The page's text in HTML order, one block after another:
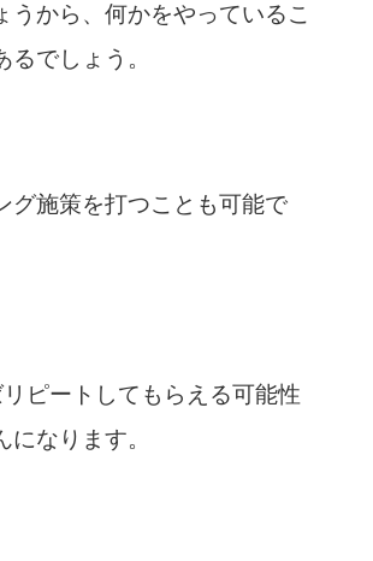
から、何かをやっているこ
でしょう。
グ施策を打つことも可能で
ピートしてもらえる可能性
なります。